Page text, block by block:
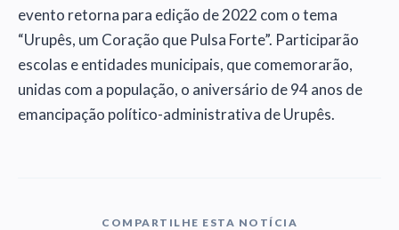
evento retorna para edição de 2022 com o tema
“Urupês, um Coração que Pulsa Forte”. Participarão
escolas e entidades municipais, que comemorarão,
unidas com a população, o aniversário de 94 anos de
emancipação político-administrativa de Urupês.
COMPARTILHE ESTA NOTÍCIA